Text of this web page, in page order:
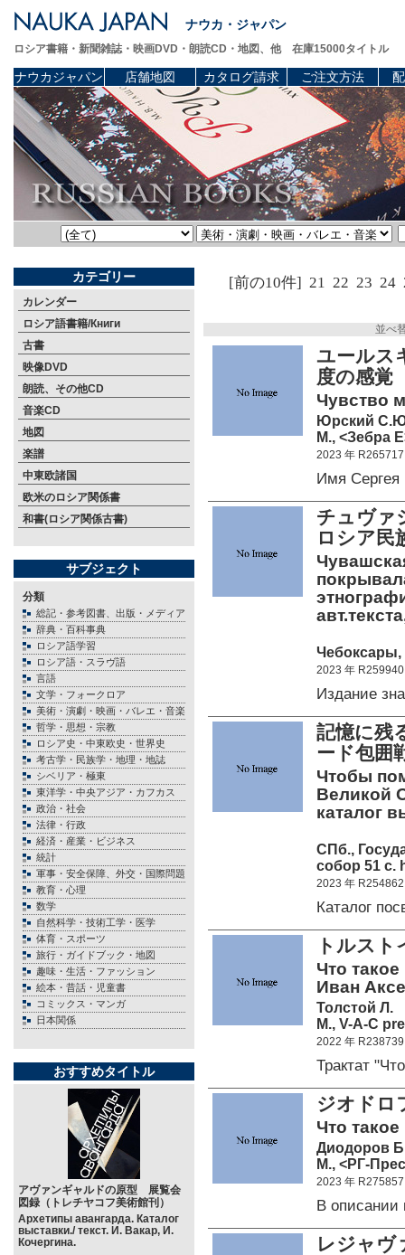
ナウカ・ジャパン
ロシア書籍・新聞雑誌・映画DVD・朗読CD・地図、他 在庫15000タイトル
ナウカジャパン 店舗地図 カタログ請求 ご注文方法
カテゴリー
カレンダー
ロシア語書籍/Книги
古書
映像DVD
朗読、その他CD
音楽CD
地図
楽譜
中東欧諸国
欧米のロシア関係書
和書(ロシア関係古書)
サブジェクト
分類
総記・参考図書、出版・メディア
辞典・百科事典
ロシア語学習
ロシア語・スラヴ語
言語
文学・フォークロア
美術・演劇・映画・バレエ・音楽
哲学・思想・宗教
ロシア史・中東欧史・世界史
考古学・民族学・地理・地誌
シベリア・極東
東洋学・中央アジア・カフカス
政治・社会
法律・行政
経済・産業・ビジネス
統計
軍事・安全保障、外交・国際問題
教育・心理
数学
自然科学・技術工学・医学
体育・スポーツ
旅行・ガイドブック・地図
趣味・生活・ファッション
絵本・昔話・児童書
コミックス・マンガ
日本関係
おすすめタイトル
アヴァンギャルドの原型 展覧会
図録（トレチヤコフ美術館刊）
Архетипы авангарда. Каталог
выставки./ текст. И. Вакар, И.
Кочергина.
[前の10件] 21 22 23 24
並べ
ユールス
度の感覚
Чувство
Юрский
М., <Зебра
2023 年 R265717
Имя Сергея
チュヴ
ロシア
2023 年 R259940
Издание
記憶に残
ード包囲
Чтобы
Великой
каталог
СПб.,
собор 51 c.
2023 年 R254862
Каталог
トルス
Что
Иван
Толстой Л.
М., V-A-C
2022 年 R238739
Трактат
ジオド
Что
Диодоров
М., <РГ-
2023 年 R275857
В описании
レジャ